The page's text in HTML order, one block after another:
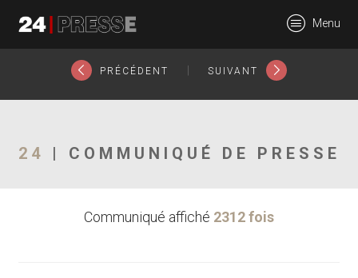
24Presse -
Communiqués de
Menu
PRÉCÉDENT SUIVANT
24 | COMMUNIQUÉ DE PRESSE
Communiqué affiché 2312 fois